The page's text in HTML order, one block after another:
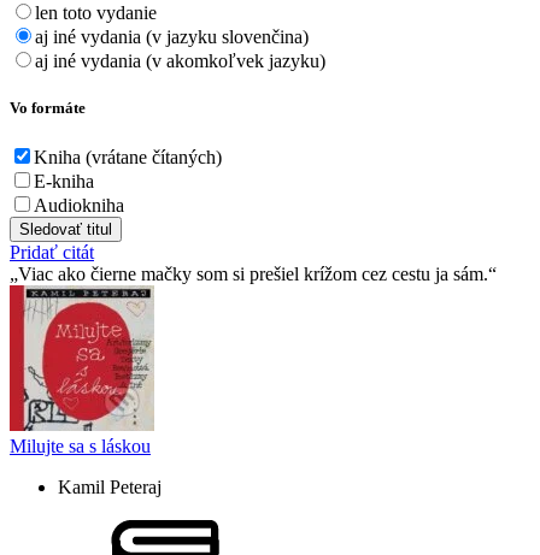
len toto vydanie
aj iné vydania (v jazyku slovenčina)
aj iné vydania (v akomkoľvek jazyku)
Vo formáte
Kniha (vrátane čítaných)
E-kniha
Audiokniha
Sledovať titul
Pridať citát
Viac ako čierne mačky som si prešiel krížom cez cestu ja sám.
Milujte sa s láskou
Kamil Peteraj